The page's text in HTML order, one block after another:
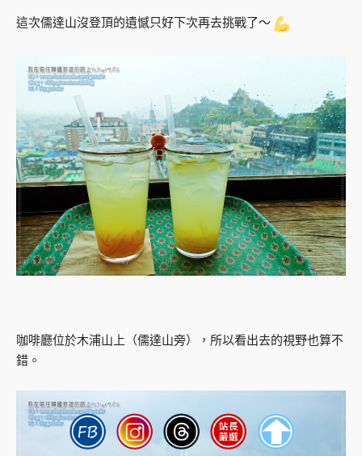
這次儒達山沒登頂的遺憾只好下次再去挑戰了～
咖啡廳位於木浦山上（儒達山旁），所以看出去的視野也算不
錯。